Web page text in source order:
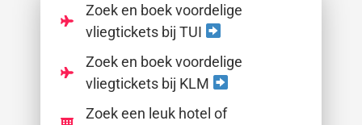
Zoek en boek voordelige
vliegtickets bij TUI
Zoek en boek voordelige
vliegtickets bij KLM
Zoek een leuk hotel of